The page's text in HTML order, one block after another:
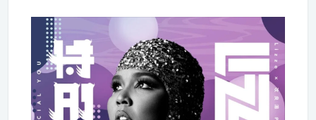
ーションツール「B.O.M」の運営、デジタルマーケティング支援
業務などを行っています。